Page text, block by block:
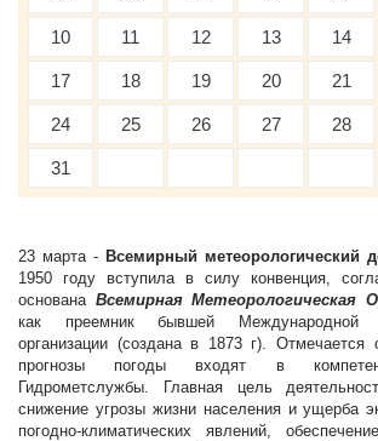
10 11 12 13 14
17 18 19 20 21
24 25 26 27 28
31
23 марта - Всемирный метеорологический
1950 году вступила в силу конвенция,
основана Всемирная Метеорологическая
как преемник бывшей Международной
организации (создана в 1873 г).
прогнозы погоды входят в
Гидрометслужбы. Главная цель
снижение угрозы жизни населения и ущерба
погодно-климатических явлений,